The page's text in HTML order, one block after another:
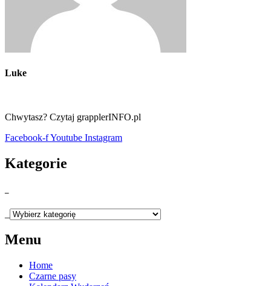
Luke
Chwytasz? Czytaj grapplerINFO.pl
Facebook-fYoutube Instagram
Kategorie
Menu
Home
Czarne pasy